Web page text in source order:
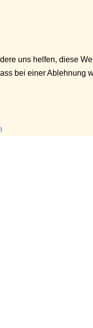
uns helfen, diese
bei einer Ablehnung